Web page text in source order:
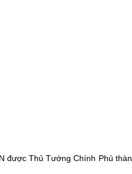
Thủ Tướng Chính Phủ